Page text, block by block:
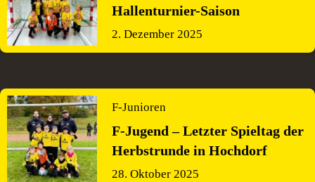
Hallenturnier-Saison
2. Dezember 2025
F-Junioren
F-Jugend – Letzter Spieltag der
Herbstrunde in Hochdorf
28. Oktober 2025